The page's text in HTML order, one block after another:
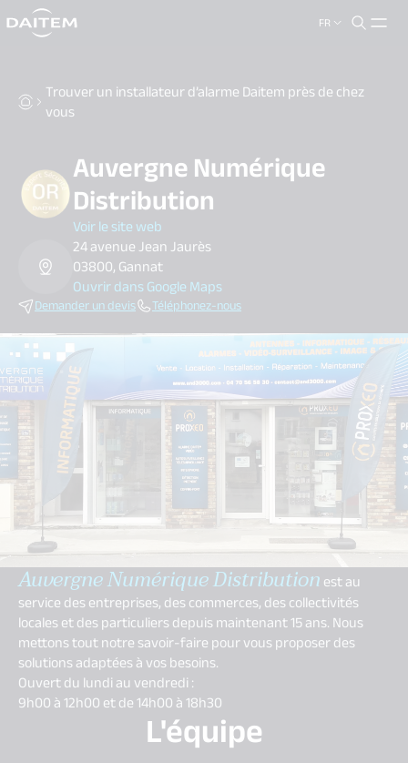
FR
search.label
Trouver un installateur d’alarme Daitem près de chez
vous
Auvergne Numérique
Distribution
Voir le site web
24 avenue Jean Jaurès
03800, Gannat
Ouvrir dans Google Maps
Demander un devis Téléphonez-nous
Auvergne Numérique Distributionest au
service des entreprises, des commerces, des collectivités
locales et des particuliers depuis maintenant 15 ans. Nous
mettons tout notre savoir-faire pour vous proposer des
solutions adaptées à vos besoins.
Ouvert du lundi au vendredi :
9h00 à 12h00 et de 14h00 à 18h30
L'équipe